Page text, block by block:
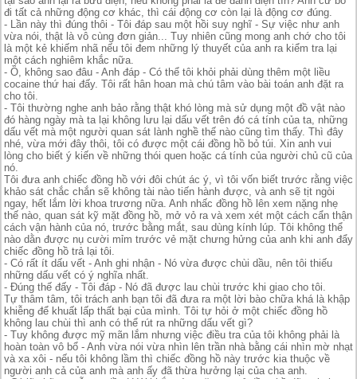
đi tất cả những động cơ khác, thì cái động cơ còn lại là động cơ đúng.
- Lần này thì đúng thôi - Tôi đáp sau một hồi suy nghĩ - Sự việc như anh
vừa nói, thật là vô cùng đơn giản... Tuy nhiên cũng mong anh chớ cho tôi
là một kẻ khiếm nhã nếu tôi đem những lý thuyết của anh ra kiểm tra lại
một cách nghiêm khắc nữa.
- Ồ, không sao đâu - Anh đáp - Có thể tôi khỏi phải dùng thêm một liều
cocaine thứ hai đấy. Tôi rất hân hoan mà chú tâm vào bài toán anh đặt ra
cho tôi.
- Tôi thường nghe anh bảo rằng thật khó lòng mà sử dụng một đồ vật nào
đó hàng ngày mà ta lại không lưu lại dấu vết trên đó cá tính của ta, những
dấu vết mà một người quan sát lành nghề thế nào cũng tìm thấy. Thì đây
nhé, vừa mới đây thôi, tôi có được một cái đồng hồ bỏ túi. Xin anh vui
lòng cho biết ý kiến về những thói quen hoặc cá tính của người chủ cũ của
nó.
Tôi đưa anh chiếc đồng hồ với đôi chút ác ý, vì tôi vốn biết trước rằng việc
khảo sát chắc chắn sẽ không tài nào tiến hành được, và anh sẽ tịt ngòi
ngay, hết lắm lời khoa trương nữa. Anh nhấc đồng hồ lên xem nặng nhẹ
thế nào, quan sát kỹ mặt đồng hồ, mở vỏ ra và xem xét một cách cẩn thận
cách vận hành của nó, trước bằng mắt, sau dùng kính lúp. Tôi không thể
nào dằn được nụ cười mỉm trước vẻ mặt chưng hửng của anh khi anh đẩy
chiếc đồng hồ trả lại tôi.
- Có rất ít dấu vết - Anh ghi nhận - Nó vừa được chùi dầu, nên tôi thiếu
những dấu vết có ý nghĩa nhất.
- Đúng thế đấy - Tôi đáp - Nó đã được lau chùi trước khi giao cho tôi.
Tự thâm tâm, tôi trách anh bạn tôi đã đưa ra một lời bào chữa khá là khập
khiễng để khuất lấp thất bại của mình. Tôi tự hỏi ở một chiếc đồng hồ
không lau chùi thì anh có thể rút ra những dấu vết gì?
- Tuy không được mỹ mãn lắm nhưng việc điều tra của tôi không phải là
hoàn toàn vô bổ - Anh vừa nói vừa nhìn lên trần nhà bằng cái nhìn mờ nhạt
và xa xôi - nếu tôi không lầm thì chiếc đồng hồ này trước kia thuộc về
người anh cả của anh mà anh ấy đã thừa hưởng lại của cha anh.